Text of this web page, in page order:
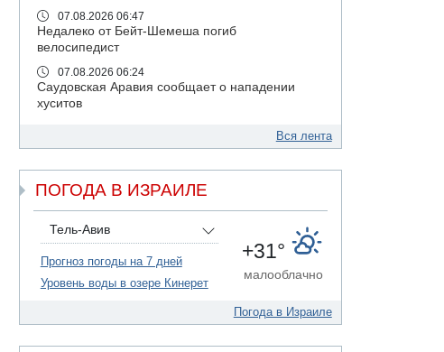
07.08.2026 06:47
Недалеко от Бейт-Шемеша погиб
велосипедист
07.08.2026 06:24
Саудовская Аравия сообщает о нападении
хуситов
06.08.2026 13:13
Арестованы двое подозреваемых в стрельбе
по электрической компании
06.08.2026 13:07
Возле Кирьят-Арбы пожар на местности
06.08.2026 12:06
США не будут давить на Израиль в вопросе
Вся лента
ПОГОДА В ИЗРАИЛЕ
Тель-Авив
Прогноз погоды на 7 дней
Уровень воды в озере Кинерет
+31°
малооблачно
Погода в Израиле